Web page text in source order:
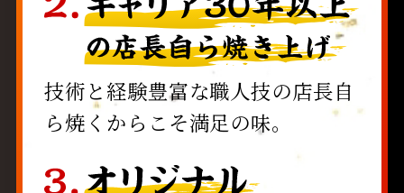
技術と経験豊富な職人技の店長自
ら焼くからこそ満足の味。